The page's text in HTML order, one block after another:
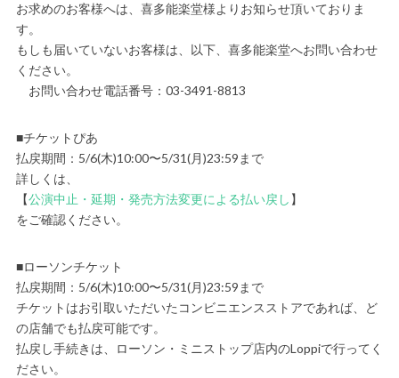
お求めのお客様へは、喜多能楽堂様よりお知らせ頂いておりま
す。
もしも届いていないお客様は、以下、喜多能楽堂へお問い合わせ
ください。
お問い合わせ電話番号：03-3491-8813
■チケットぴあ
払戻期間：5/6(木)10:00〜5/31(月)23:59まで
詳しくは、
【公演中止・延期・発売方法変更による払い戻し 】
をご確認ください。
■ローソンチケット
払戻期間：5/6(木)10:00〜5/31(月)23:59まで
チケットはお引取いただいたコンビニエンスストアであれば、ど
の店舗でも払戻可能です。
払戻し手続きは、ローソン・ミニストップ店内のLoppiで行ってく
ださい。